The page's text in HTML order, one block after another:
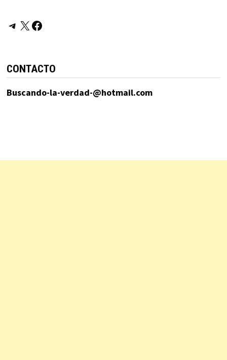
Telegram
X Facebook
CONTACTO
Buscando-la-verdad-@hotmail.com